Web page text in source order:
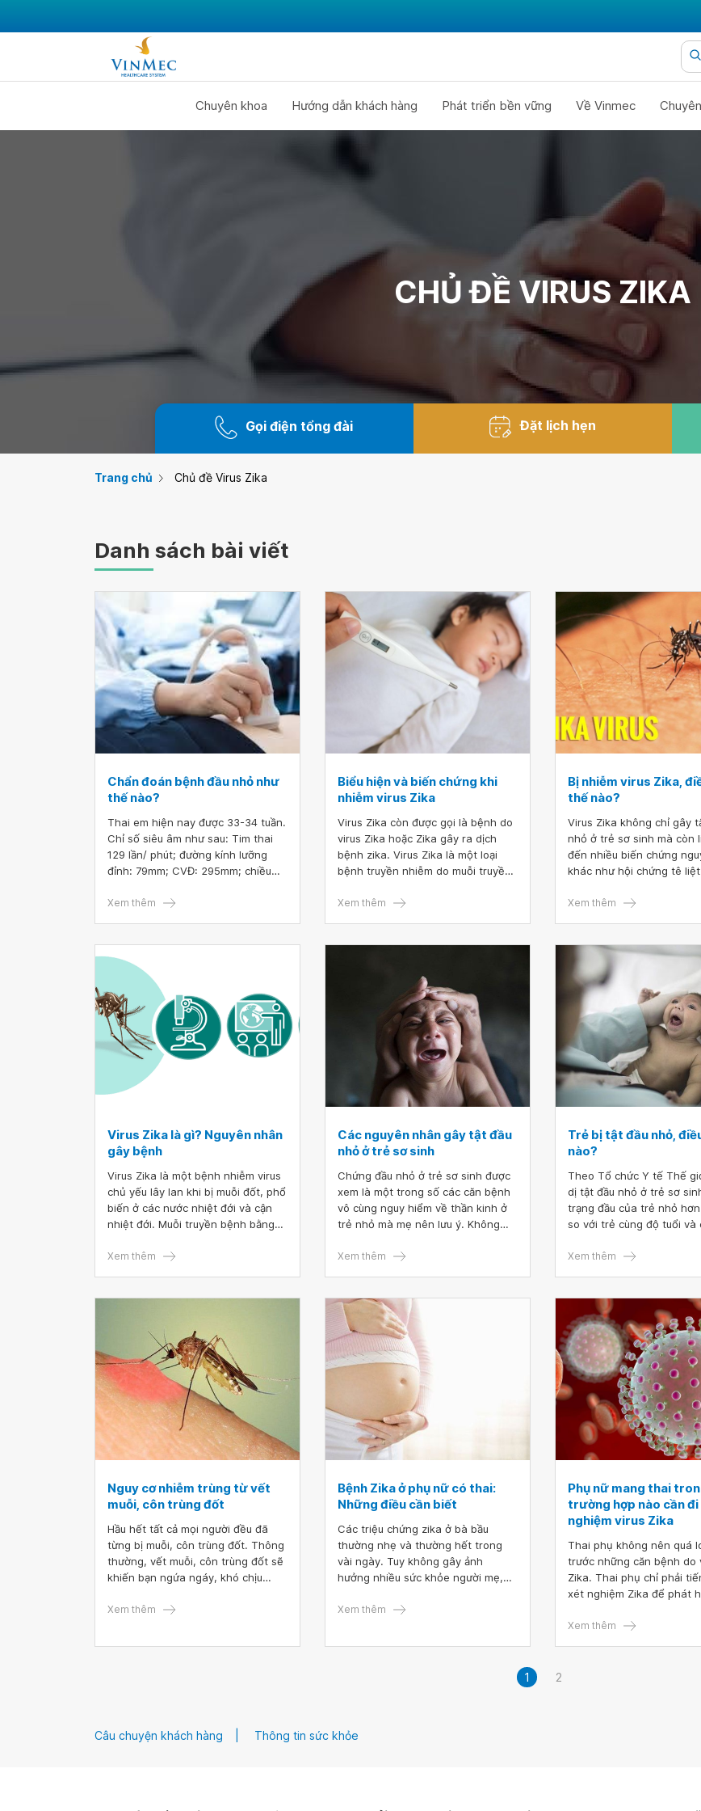
Chuyên khoa Hướng dẫn khách hàng Phát triển bền vững Về Vinmec
CHỦ ĐỀ VIRUS ZIKA
Gọi điện tổng đài Đặt lịch hẹn
Trang chủ Chủ đề Virus Zika
Danh sách bài viết
Chẩn đoán bệnh đầu nhỏ như
thế nào?
Thai em hiện nay được 33-34 tuần.
Chỉ số siêu âm như sau: Tim thai
129 lần/ phút; đường kính lưỡng
đỉnh: 79mm; CVĐ: 295mm; chiều
bụng: 295mm; cân nặng 2151gr;
PI 1.49; lượng ối AFI: 14-15cm;
khoang ối lớn nhất 5.5cm, chẩn
đoán bệnh đầu nhỏ như thế nào
Xem thêm
Biểu hiện và biến chứng khi
nhiễm virus Zika
Virus Zika còn được gọi là bệnh do
virus Zika hoặc Zika gây ra dịch
bệnh zika. Virus Zika là một loại
bệnh truyền nhiễm do muỗi truyền,
đới và cận nhiệt đới trên thế giới.
Xem thêm
Bị nhiễm virus Zika,
thế nào?
Virus Zika không chỉ gây
nhỏ ở trẻ sơ sinh mà còn
đến nhiều biến chứng
khác như hội chứng tê
nhớ hay gây vô sinh ở
bệnh Zika. Vì vậy, mỗi
chủ động phòng chống
bằng cách phòng ngừa
muỗi đốt.
Xem thêm
Virus Zika là gì? Nguyên nhân
gây bệnh
Virus Zika là một bệnh nhiễm virus
chủ yếu lây lan khi bị muỗi đốt, phổ
biến ở các nước nhiệt đới và cận
nhiệt đới. Muỗi truyền bệnh bằng
và sau đó chuyển vào người bình
Xem thêm
Các nguyên nhân gây tật đầu
nhỏ ở trẻ sơ sinh
Chứng đầu nhỏ ở trẻ sơ sinh được
xem là một trong số các căn bệnh
vô cùng nguy hiểm về thần kinh ở
trẻ nhỏ mà mẹ nên lưu ý. Không
cho mình đầy đủ những kiến thức
Xem thêm
Trẻ bị tật đầu nhỏ,
nào?
Theo Tổ chức Y tế Thế
dị tật đầu nhỏ ở trẻ sơ
trạng đầu của trẻ nhỏ
so với trẻ cùng độ tuổi và
số các chỉ số quan trọng
Xem thêm
Nguy cơ nhiễm trùng từ vết
muỗi, côn trùng đốt
Hầu hết tất cả mọi người đều đã
từng bị muỗi, côn trùng đốt. Thông
thường, vết muỗi, côn trùng đốt sẽ
khiến bạn ngứa ngáy, khó chịu
không nguy hiểm. Nhưng một số
Xem thêm
Bệnh Zika ở phụ nữ có thai:
Những điều cần biết
Các triệu chứng zika ở bà bầu
thường nhẹ và thường hết trong
vài ngày. Tuy không gây ảnh
hưởng nhiều sức khỏe người mẹ,
tật nghiêm trọng ở trẻ, đặc biệt là
Xem thêm
Phụ nữ mang thai
trường hợp nào cần
nghiệm virus Zika
Thai phụ không nên quá
trước những căn bệnh do
Zika. Thai phụ chỉ phải
xét nghiệm Zika để phát
ngờ bệnh và có tư vấn, chỉ
Xem thêm
1 2
Câu chuyện khách hàng Thông tin sức khỏe